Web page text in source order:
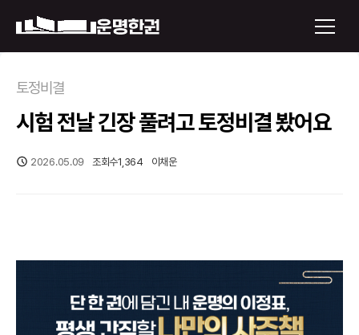
운명한권 보기
미래 배우자 얼굴
신년운세
토정비결
토정비결
시험 전날 긴장 풀려고 토정비결 봤어요
2026.05.09 조회수1,364 이채운